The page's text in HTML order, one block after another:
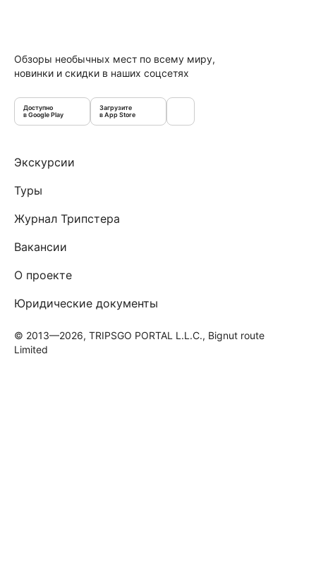
Обзоры необычных мест по всему миру,
новинки и скидки в наших соцсетях
Доступно
в Google Play
Загрузите
в App Store
Экскурсии
Туры
Журнал Трипстера
Вакансии
О проекте
Юридические документы
© 2013—2026, TRIPSGO PORTAL L.L.C., Bignut route
Limited